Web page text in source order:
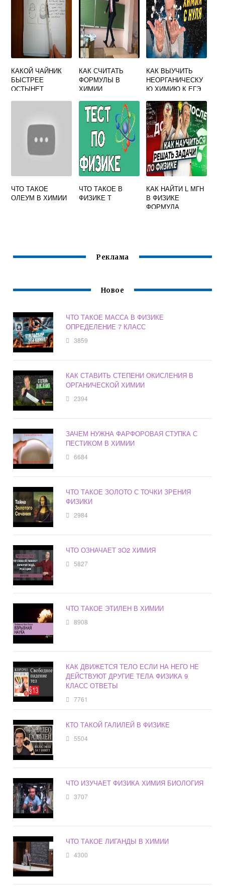
КАКОЙ ЧАЙНИК
БЫСТРЕЕ
ОСТЫНЕТ
КАК СЧИТАТЬ
ФОРМУЛЫ В
ХИМИИ
КАК ВЫУЧИТЬ
НЕОРГАНИЧЕСКУ
Ю ХИМИЮ К ЕГЭ
ЧТО ТАКОЕ
ОЛЕУМ В ХИМИИ
ЧТО ТАКОЕ В
ФИЗИКЕ Т
КАК НАЙТИ L МГН
В ФИЗИКЕ
ФОРМУЛА
Реклама
Новое
ЧТО ТАКОЕ МАССА В ФИЗИКЕ
ОПРЕДЕЛЕНИЕ 7 КЛАСС
3859
КАК СТАВИТЬ СТЕПЕНИ ОКИСЛЕНИЯ В
ОРГАНИЧЕСКОЙ ХИМИИ
2394
ЗАЧЕМ НУЖНА ФАРФОРОВАЯ СТУПКА С
ПЕСТИКОМ В ХИМИИ
6684
ЧТО ТАКОЕ ЗОЛОТО С ТОЧКИ ЗРЕНИЯ
ФИЗИКИ
2984
ЧТО ОЗНАЧАЕТ 3O2 ХИМИЯ
5827
ЧТО ТАКОЕ ЭТИЛЕН В ХИМИИ
8908
КАК ДВИЖЕТСЯ ТЕЛО ЕСЛИ НА НЕГО НЕ
ДЕЙСТВУЮТ ДРУГИЕ ТЕЛА ФИЗИКА 9
КЛАСС ОТВЕТЫ
7761
КТО ТАКОЙ ГАЛИЛЕЙ В ФИЗИКЕ
5504
ЧТО ИЗУЧАЕТ ФИЗИКА ХИМИЯ БИОЛОГИЯ
3707
ЧТО ТАКОЕ ЛИГАНДЫ В ХИМИИ
4300